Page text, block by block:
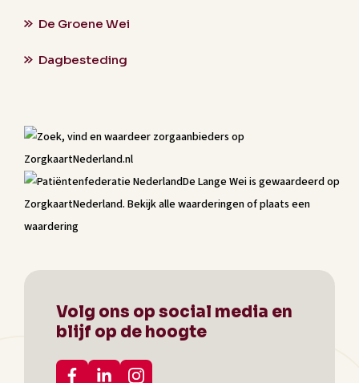
De Groene Wei
Dagbesteding
De Lange Weiis gewaardeerd op
ZorgkaartNederland. Bekijk alle waarderingenofplaats een
waardering
Volg ons op social media en
blijf op de hoogte